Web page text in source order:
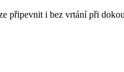
i bez vrtání při